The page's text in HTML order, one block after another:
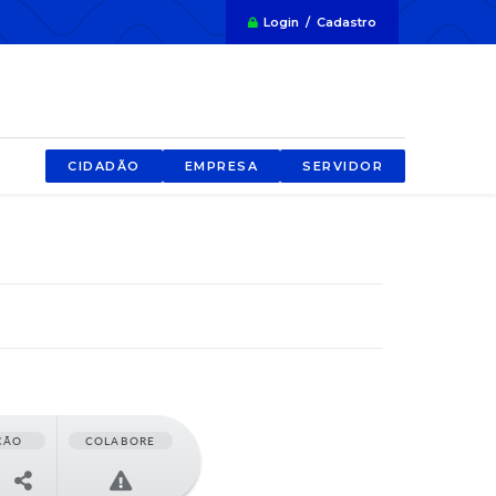
Login / Cadastro
CIDADÃO EMPRESA SERVIDOR
COLABORE